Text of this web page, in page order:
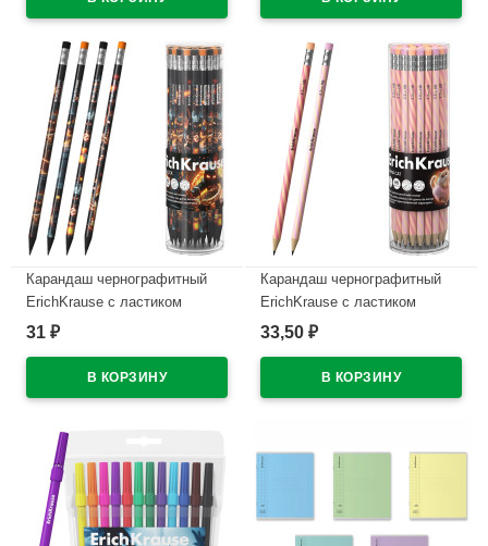
Карандаш чернографитный
ErichKrause с ластиком
Кубомир (Mine Block) HB
пластик арт.65314 (Ст.42)
31 ₽
Карандаш чернографитный
ErichKrause с ластиком
Прима-кошка (Prima Cat) HB
пластик арт.65385 (Ст.42)
33,50 ₽